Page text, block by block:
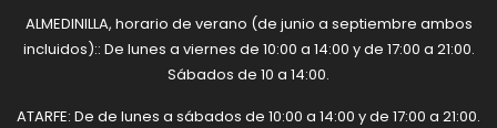
ALMEDINILLA, horario de verano (de junio a septiembre ambos
incluidos):: De lunes a viernes de 10:00 a 14:00 y de 17:00 a 21:00.
Sábados de 10 a 14:00.
ATARFE: De de lunes a sábados de 10:00 a 14:00 y de 17:00 a 21:00.